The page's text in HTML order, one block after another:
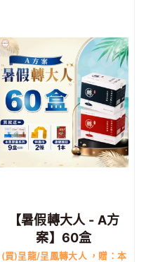
【暑假轉大人 - A方
案】60盒
(買)呈龍/呈鳳轉大人 ，贈：本